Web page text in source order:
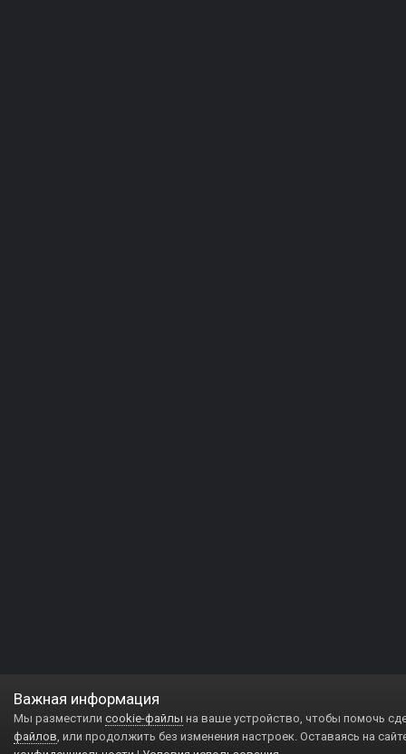
Важная информация
Мы разместили cookie-файлы на ваше устройство, чтобы помочь
файлов, или продолжить без изменения настроек. Оставаясь на